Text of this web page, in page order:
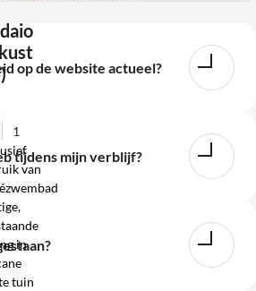
op de website actueel?
tijdens mijn verblijf?
1
van
in
tuin